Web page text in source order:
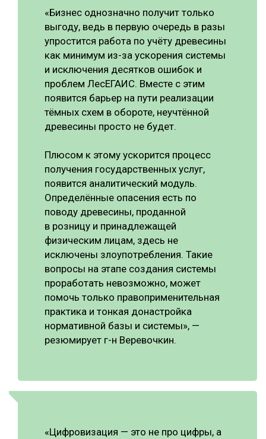
«Бизнес однозначно получит только
выгоду, ведь в первую очередь в разы
упростится работа по учёту древесины
как минимум из-за ускорения системы
и исключения десятков ошибок и
проблем ЛесЕГАИС. Вместе с этим
появится барьер на пути реализации
тёмных схем в обороте, неучтённой
древесины просто не будет.
Плюсом к этому ускорится процесс
получения государственных услуг,
появится аналитический модуль.
Определённые опасения есть по
поводу древесины, проданной
в розницу и принадлежащей
физическим лицам, здесь не
исключены злоупотребления. Такие
вопросы на этапе создания системы
проработать невозможно, может
помочь только правоприменительная
практика и тонкая донастройка
нормативной базы и системы», —
резюмирует г-н Веревочкин.
«Цифровизация — это не про цифры, а